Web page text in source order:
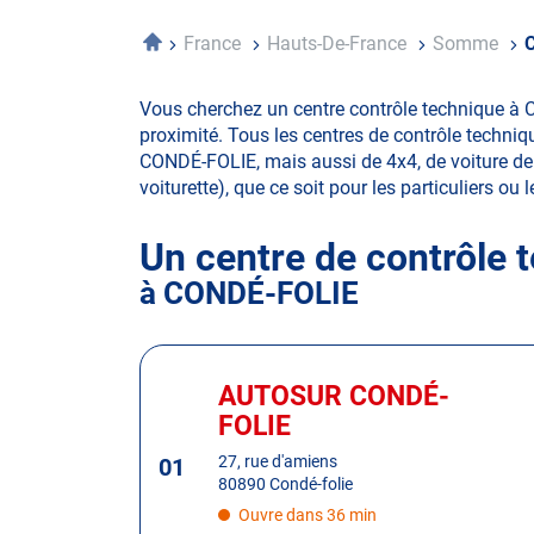
AccueilFrance Hauts-De-France Somme
Vous cherchez un centre contrôle technique à
proximité. Tous les centres de contrôle
CONDÉ-FOLIE, mais aussi de 4x4, de voiture
voiturette), que ce soit pour les particuliers ou
Un centre de contrôle
à CONDÉ-FOLIE
Appuyer
ENTRÉE
01
Centre
:
AUTOSUR CONDÉ-
FOLIE
27, rue d'amiens
80890 Condé-folie
Ouvre dans 36 min